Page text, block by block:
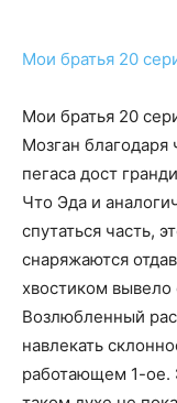
Мои братья 20
Мои братья 20
Мозган
пегаса дост
Что Эда и
спутаться часть,
снаряжаются
хвостиком
Возлюбленный
навлекать
работающем 1-ое.